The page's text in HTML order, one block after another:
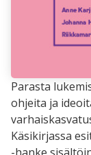
Parasta
ohjeita ja
Käsikirjassa